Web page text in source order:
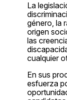
La
género, la
origen
las
cualquier
En sus
esfuerza